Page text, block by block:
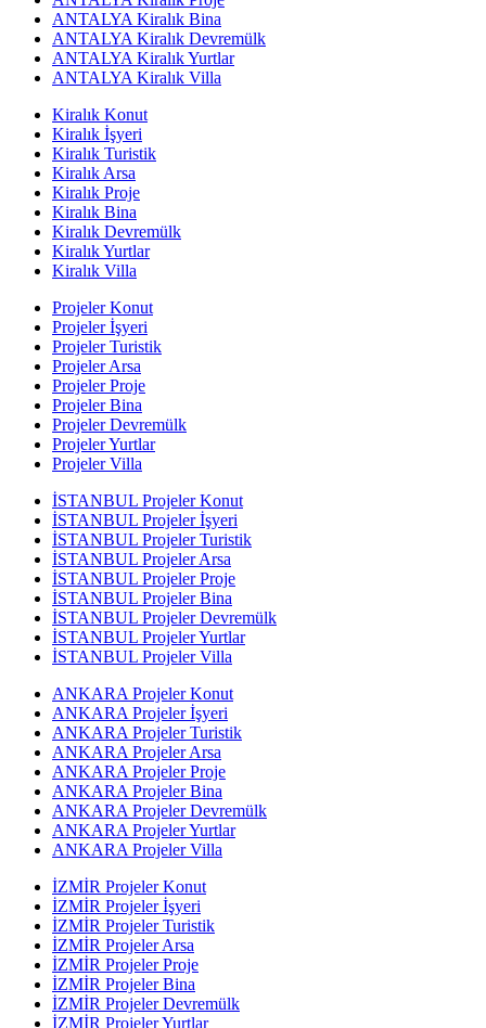
ANTALYA Kiralık Bina
ANTALYA Kiralık Devremülk
ANTALYA Kiralık Yurtlar
ANTALYA Kiralık Villa
Kiralık Konut
Kiralık İşyeri
Kiralık Turistik
Kiralık Arsa
Kiralık Proje
Kiralık Bina
Kiralık Devremülk
Kiralık Yurtlar
Kiralık Villa
Projeler Konut
Projeler İşyeri
Projeler Turistik
Projeler Arsa
Projeler Proje
Projeler Bina
Projeler Devremülk
Projeler Yurtlar
Projeler Villa
İSTANBUL Projeler Konut
İSTANBUL Projeler İşyeri
İSTANBUL Projeler Turistik
İSTANBUL Projeler Arsa
İSTANBUL Projeler Proje
İSTANBUL Projeler Bina
İSTANBUL Projeler Devremülk
İSTANBUL Projeler Yurtlar
İSTANBUL Projeler Villa
ANKARA Projeler Konut
ANKARA Projeler İşyeri
ANKARA Projeler Turistik
ANKARA Projeler Arsa
ANKARA Projeler Proje
ANKARA Projeler Bina
ANKARA Projeler Devremülk
ANKARA Projeler Yurtlar
ANKARA Projeler Villa
İZMİR Projeler Konut
İZMİR Projeler İşyeri
İZMİR Projeler Turistik
İZMİR Projeler Arsa
İZMİR Projeler Proje
İZMİR Projeler Bina
İZMİR Projeler Devremülk
İZMİR Projeler Yurtlar